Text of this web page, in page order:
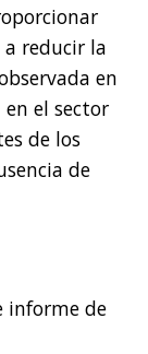
reducir la
en
el sector
de los
de
informe de